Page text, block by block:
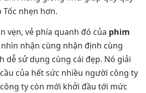
Tốc nhẹn hơn.
vẹn, vẻ phía quanh đó của phim
nhận cùng nhận định cùng
dễ sử dụng cùng cái đẹp. Nó giải
của hết sức nhiều người công ty
ty còn mới khởi đầu tới mức